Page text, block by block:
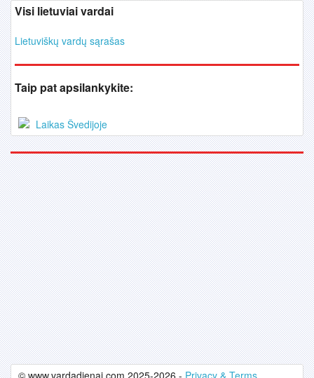
Visi lietuviai vardai
Lietuviškų vardų sąrašas
Taip pat apsilankykite:
Laikas Švedijoje
© www.vardadienai.com 2025-2026 - Privacy & Terms.